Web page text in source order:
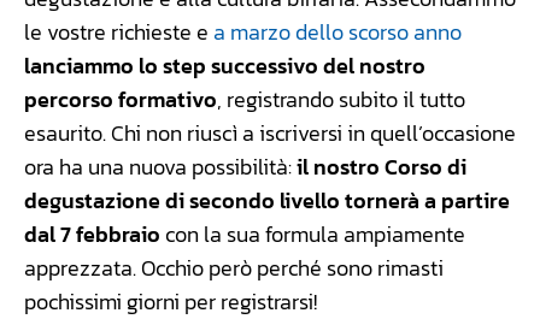
le vostre richieste e a marzo dello scorso anno
lanciammo lo step successivo del nostro
percorso formativo, registrando subito il tutto
esaurito. Chi non riuscì a iscriversi in quell’occasione
ora ha una nuova possibilità:il nostro Corso di
degustazione di secondo livello tornerà a partire
dal 7 febbraio con la sua formula ampiamente
apprezzata. Occhio però perché sono rimasti
pochissimi giorni per registrarsi!